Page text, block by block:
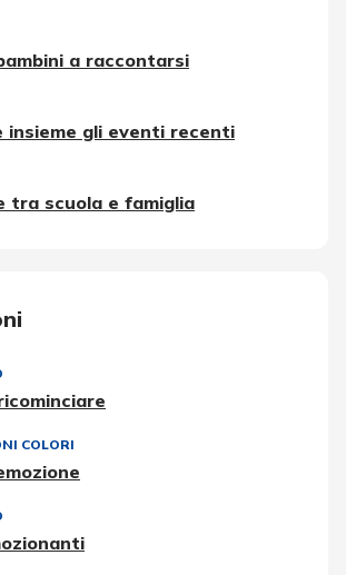
a raccontarsi
insieme gli eventi recenti
tra scuola e famiglia
COLORI